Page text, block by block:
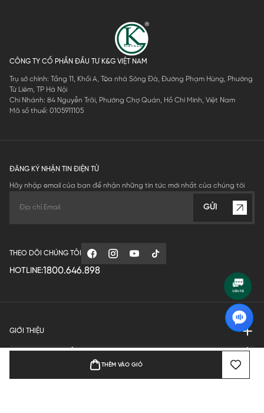
THÊM VÀO GIỎ
CÔNG TY CỔ PHẦN ĐẦU TƯ K&G VIỆT NAM
Trụ sở chính: Tầng 11, Khối A, Tòa nhà Sông Đà, Đường Phạm Hùng, Phường
Từ Liêm, TP Hà Nội
Chi Nhánh: 84 Nguyễn Trãi, Phường Chợ Quán, Hồ Chí Minh, Việt Nam
Mã số thuế: 0105911105
ĐĂNG KÝ NHẬN TIN ĐIỆN TỬ
Hãy nhập email của bạn để nhận những tin tức mới nhất của chúng tôi
GỬI
THEO DÕI CHÚNG TÔI
HOTLINE:1800.646.898
GIỚI THIỆU
QUY ĐỊNH HOẠT ĐỘNG